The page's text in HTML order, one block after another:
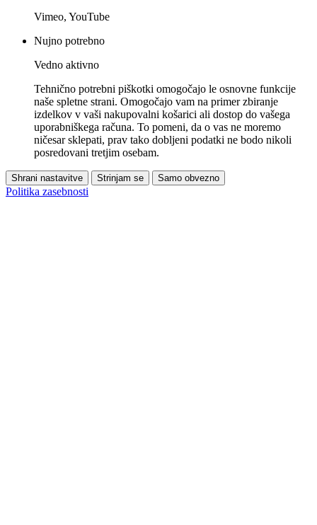
Vimeo, YouTube
Nujno potrebno
Vedno aktivno
Tehnično potrebni piškotki omogočajo le osnovne funkcije
naše spletne strani. Omogočajo vam na primer zbiranje
izdelkov v vaši nakupovalni košarici ali dostop do vašega
uporabniškega računa. To pomeni, da o vas ne moremo
ničesar sklepati, prav tako dobljeni podatki ne bodo nikoli
posredovani tretjim osebam.
Shrani nastavitve Strinjam se Samo obvezno
Politika zasebnosti